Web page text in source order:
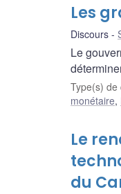
Les
Discours
Le
Type(s) de
monétaire,
Le
du